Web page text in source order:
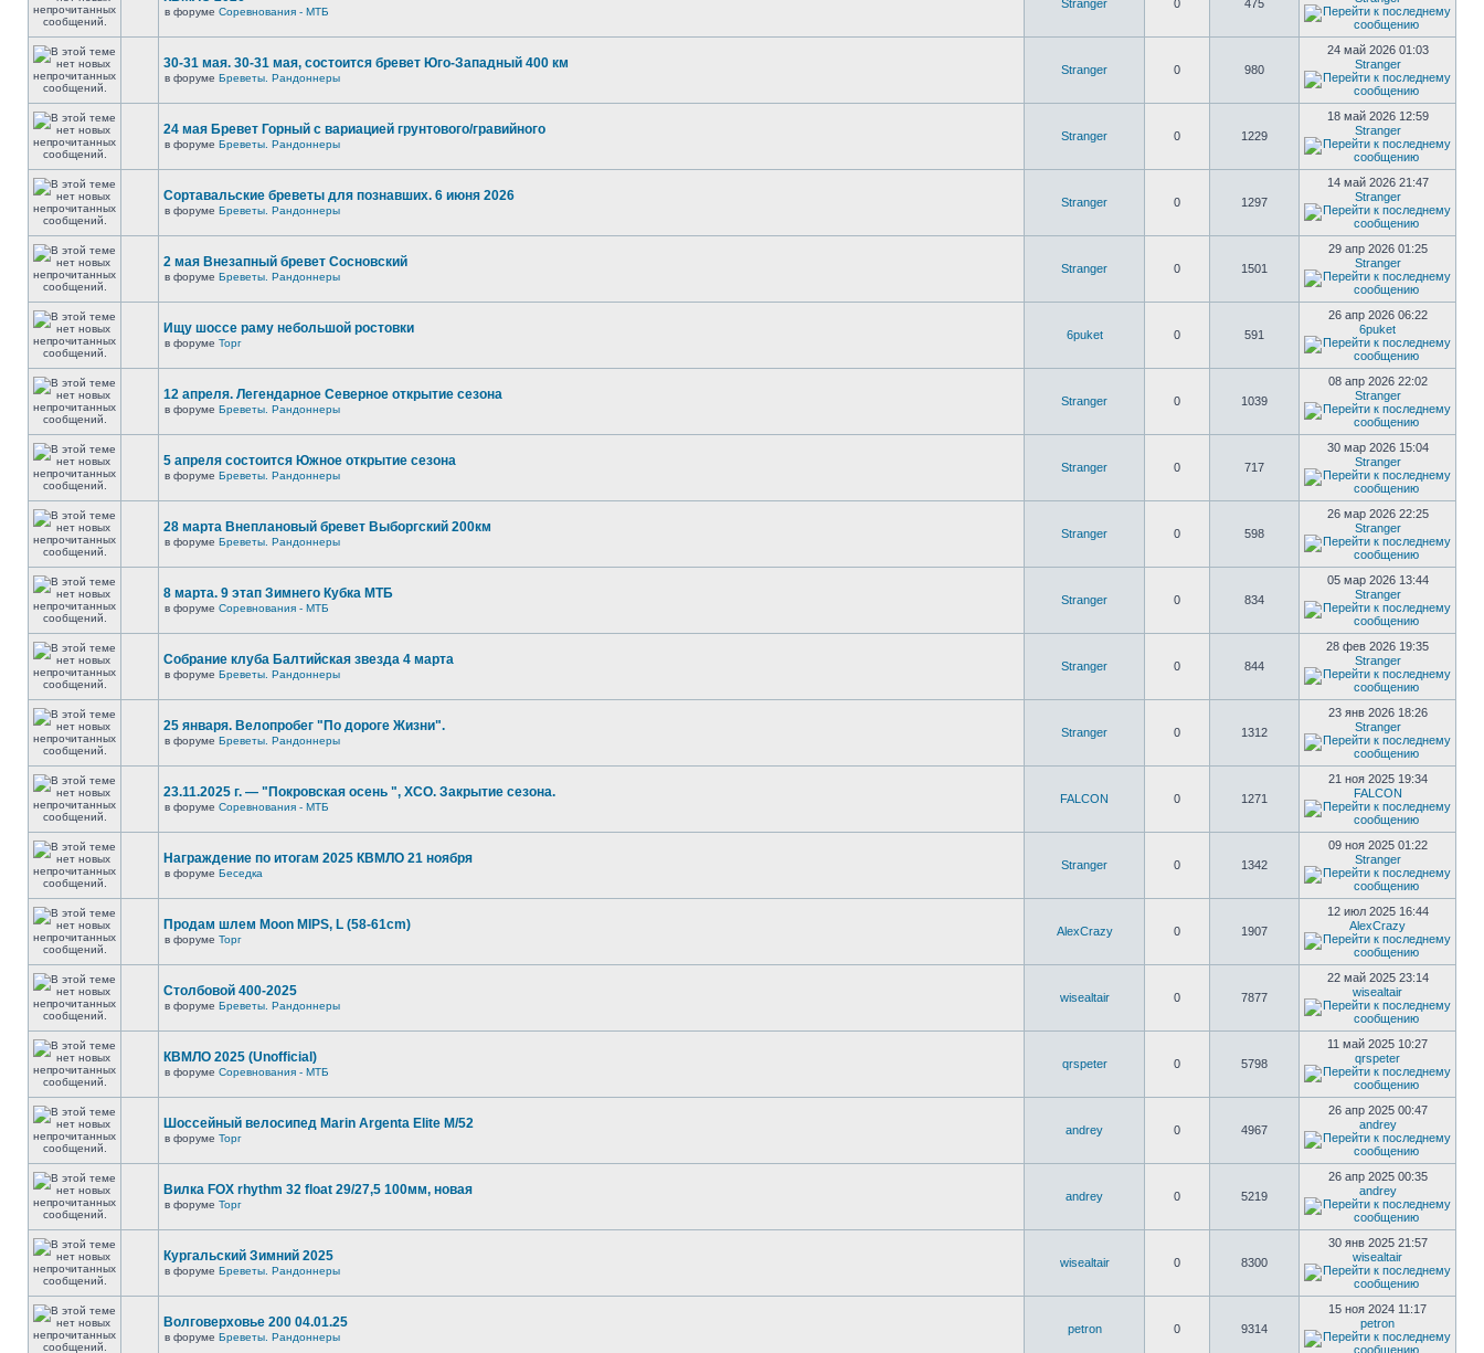
в форуме Соревнования - МТБ
Stranger 0 475
30-31 мая. 30-31 мая, состоится бревет Юго-Западный 400 км
в форуме Бреветы. Рандоннеры
Stranger 0 980
24 май 2026 01:03
Stranger
24 мая Бревет Горный с вариацией грунтового/гравийного
в форуме Бреветы. Рандоннеры
Stranger 0 1229
18 май 2026 12:59
Stranger
Сортавальские бреветы для познавших. 6 июня 2026
в форуме Бреветы. Рандоннеры
Stranger 0 1297
14 май 2026 21:47
Stranger
2 мая Внезапный бревет Сосновский
в форуме Бреветы. Рандоннеры
Stranger 0 1501
29 апр 2026 01:25
Stranger
Ищу шоссе раму небольшой ростовки
в форуме Торг
6puket 0 591
26 апр 2026 06:22
6puket
12 апреля. Легендарное Северное открытие сезона
в форуме Бреветы. Рандоннеры
Stranger 0 1039
08 апр 2026 22:02
Stranger
5 апреля состоится Южное открытие сезона
в форуме Бреветы. Рандоннеры
Stranger 0 717
30 мар 2026 15:04
Stranger
28 марта Внеплановый бревет Выборгский 200км
в форуме Бреветы. Рандоннеры
Stranger 0 598
26 мар 2026 22:25
Stranger
8 марта. 9 этап Зимнего Кубка МТБ
в форуме Соревнования - МТБ
Stranger 0 834
05 мар 2026 13:44
Stranger
Собрание клуба Балтийская звезда 4 марта
в форуме Бреветы. Рандоннеры
Stranger 0 844
28 фев 2026 19:35
Stranger
25 января. Велопробег "По дороге Жизни".
в форуме Бреветы. Рандоннеры
Stranger 0 1312
23 янв 2026 18:26
Stranger
23.11.2025 г. — "Покровская осень ", XCO. Закрытие сезона.
в форуме Соревнования - МТБ
FALCON 0 1271
21 ноя 2025 19:34
FALCON
Награждение по итогам 2025 КВМЛО 21 ноября
в форуме Беседка
Stranger 0 1342
09 ноя 2025 01:22
Stranger
Продам шлем Moon MIPS, L (58-61cm)
в форуме Торг
AlexCrazy 0 1907
12 июл 2025 16:44
AlexCrazy
Столбовой 400-2025
в форуме Бреветы. Рандоннеры
wisealtair 0 7877
22 май 2025 23:14
wisealtair
КВМЛО 2025 (Unofficial)
в форуме Соревнования - МТБ
qrspeter 0 5798
11 май 2025 10:27
qrspeter
Шоссейный велосипед Marin Argenta Elite M/52
в форуме Торг
andrey 0 4967
26 апр 2025 00:47
andrey
Вилка FOX rhythm 32 float 29/27,5 100мм, новая
в форуме Торг
andrey 0 5219
26 апр 2025 00:35
andrey
Кургальский Зимний 2025
в форуме Бреветы. Рандоннеры
wisealtair 0 8300
30 янв 2025 21:57
wisealtair
Волговерховье 200 04.01.25
в форуме Бреветы. Рандоннеры
petron 0 9314
15 ноя 2024 11:17
petron